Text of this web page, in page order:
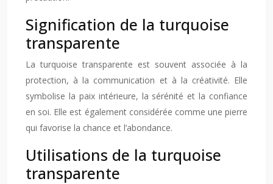
Signification de la turquoise
transparente
La turquoise transparente est souvent associée à la
protection, à la communication et à la créativité. Elle
symbolise la paix intérieure, la sérénité et la confiance
en soi. Elle est également considérée comme une pierre
qui favorise la chance et l’abondance.
Utilisations de la turquoise
transparente